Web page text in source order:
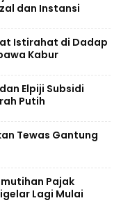
dan Instansi
Istirahat di Dadap
Kabur
Elpiji Subsidi
Putih
Tewas Gantung
Pajak
Lagi Mulai